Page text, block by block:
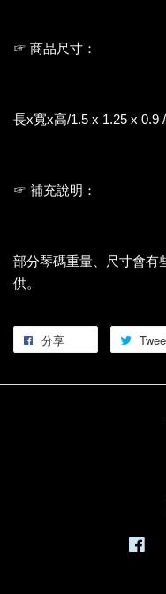
☞ 商品尺寸：
長x寬x高/1.5 x 1.25 x 0.9
☞ 補充說明：
部分琴碼重量、尺寸會有
供。
分享